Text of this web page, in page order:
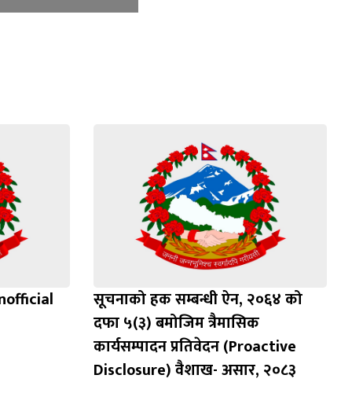
सूचनाको हक सम्बन्धी ऐन, २०६४ को
दफा ५(३) बमोजिम त्रैमासिक
कार्यसम्पादन प्रतिवेदन (Proactive
Disclosure) वैशाख- असार, २०८३